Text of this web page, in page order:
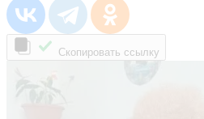
Скопировать ссылку